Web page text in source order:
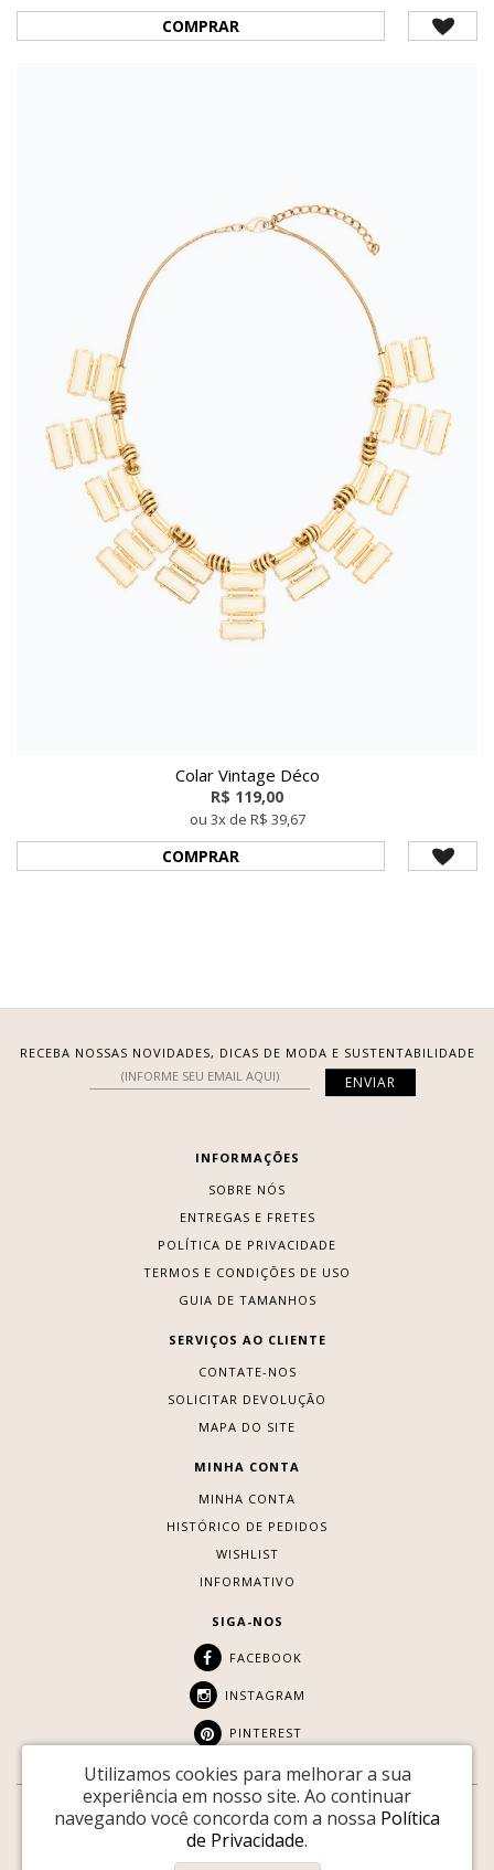
COMPRAR
Colar Vintage Déco
R$ 119,00
ou 3x de R$ 39,67
COMPRAR
RECEBA NOSSAS NOVIDADES, DICAS DE MODA E SUSTENTABILIDADE
INFORMAÇÕES
SOBRE NÓS
ENTREGAS E FRETES
POLÍTICA DE PRIVACIDADE
TERMOS E CONDIÇÕES DE USO
GUIA DE TAMANHOS
SERVIÇOS AO CLIENTE
CONTATE-NOS
SOLICITAR DEVOLUÇÃO
MAPA DO SITE
MINHA CONTA
MINHA CONTA
HISTÓRICO DE PEDIDOS
WISHLIST
INFORMATIVO
SIGA-NOS
FACEBOOK
INSTAGRAM
PINTEREST
SITE SEGURO:
Youtopia © 2026 |Desenvolvido por
Utilizamos cookies para melhorar a sua
experiência em nosso site. Ao continuar
navegando você concorda com a nossa Política
de Privacidade.